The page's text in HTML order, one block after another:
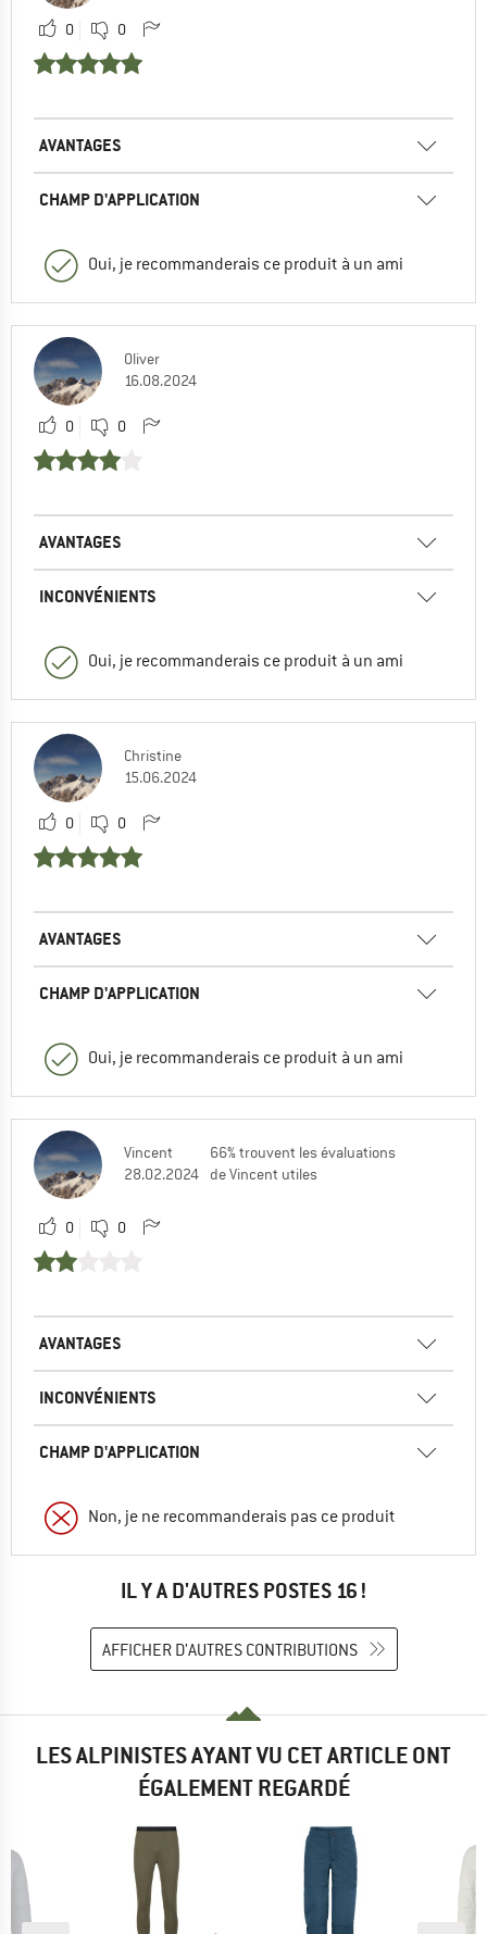
0 0
AVANTAGES
CHAMP D'APPLICATION
Oui, je recommanderais ce produit à un ami
Oliver
16.08.2024
0 0
AVANTAGES
INCONVÉNIENTS
Oui, je recommanderais ce produit à un ami
Christine
15.06.2024
0 0
AVANTAGES
CHAMP D'APPLICATION
Oui, je recommanderais ce produit à un ami
Vincent
28.02.2024
66% trouvent les évaluations
de Vincent utiles
0 0
AVANTAGES
INCONVÉNIENTS
CHAMP D'APPLICATION
Non, je ne recommanderais pas ce produit
IL Y A D'AUTRES POSTES 16 !
AFFICHER D'AUTRES CONTRIBUTIONS
LES ALPINISTES AYANT VU CET ARTICLE ONT
ÉGALEMENT REGARDÉ